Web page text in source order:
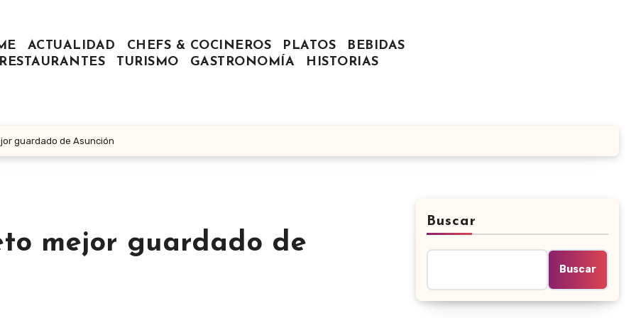
ACTUALIDAD CHEFS & COCINEROS PLATOS
BEBIDAS
RESTAURANTES
TURISMO GASTRONOMÍA HISTORIAS
guardado de Asunción
mejor guardado de
Buscar
Buscar